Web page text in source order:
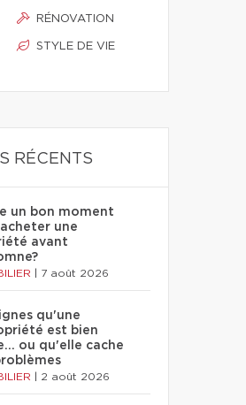
RÉNOVATION
STYLE DE VIE
RÉCENTS
un bon moment
une
avant
7 août 2026
qu'une
est bien
ou qu'elle cache
2 août 2026